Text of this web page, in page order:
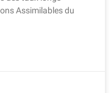
Assimilables du